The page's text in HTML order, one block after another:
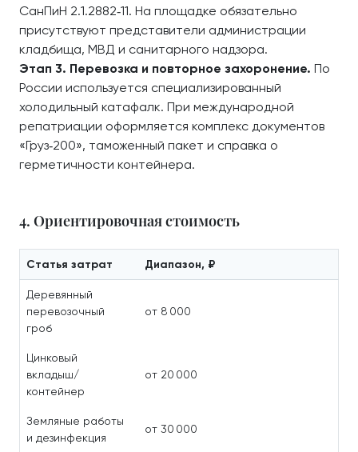
СанПиН 2.1.2882‑11. На площадке обязательно
присутствуют представители администрации
кладбища, МВД и санитарного надзора.
Этап 3. Перевозка и повторное захоронение. По
России используется специализированный
холодильный катафалк. При международной
репатриации оформляется комплекс документов
«Груз‑200», таможенный пакет и справка о
герметичности контейнера.
4. Ориентировочная стоимость
Статья затрат Диапазон, ₽
Деревянный
перевозочный
гроб
от 8 000
Цинковый
вкладыш/
контейнер
от 20 000
Земляные работы
и дезинфекция
от 30 000